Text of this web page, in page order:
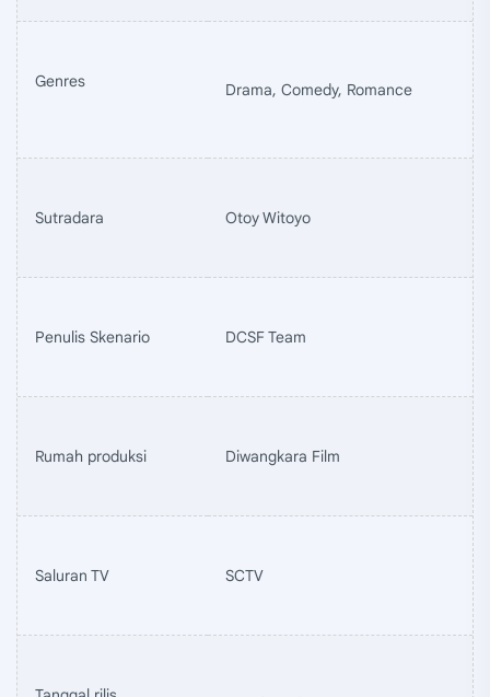
Genres Drama, Comedy, Romance
Sutradara Otoy Witoyo
Penulis Skenario DCSF Team
Rumah produksi Diwangkara Film
Saluran TV SCTV